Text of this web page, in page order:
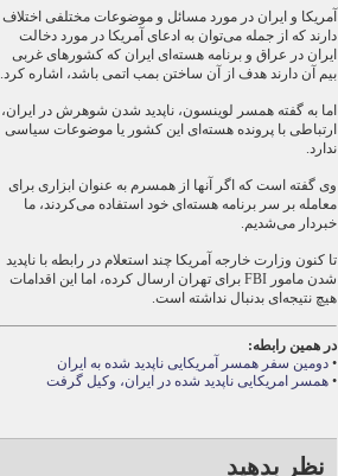
آمریکا و ایران در مورد مسائل و موضوعات مختلفی اختلاف
دارند که از جمله می‌توان به ادعای آمریکا در مورد دخالت
ایران در عراق و برنامه هسته‌ای ایران که کشورهای غربی
بیم آن دارند هدف از آن ساختن بمب اتمی باشد، اشاره کرد.
اما به گفته همسر لوینسون، ناپدید شدن شوهرش در ایران،
ارتباطی با پرونده هسته‌ای این کشور یا موضوعات سیاسی
ندارد.
وی گفته است که اگر آنها از همسرم به عنوان ابزاری برای
معامله بر سر برنامه هسته‌ای خود استفاده می‌کردند، ما
خبردار می‌شدیم.
تا کنون وزارت خارجه آمریکا چند استعلام در رابطه با ناپدید
شدن مامورFBI برای تهران ارسال کرده، اما این اقدامات
هیچ نتیجه‌ای بدنبال نداشته است.
در همین رابطه:
•دومین سفر همسر آمریکایی ناپدید شده به ایران
•همسر امریکایی ناپدید شده در ایران، وکیل گرفت
نظر بدهید